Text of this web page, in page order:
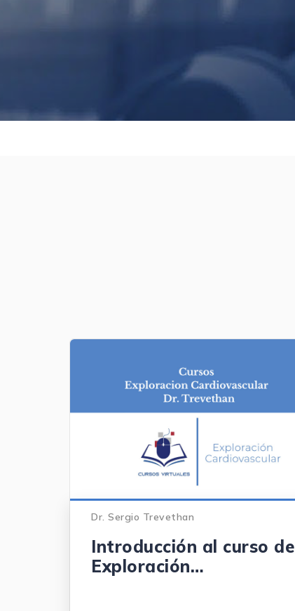
Dr. Sergio Trevethan
Introducción al curso de
Exploración